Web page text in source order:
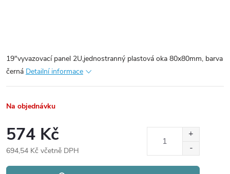
19"vyvazovací panel 2U,jednostranný plastová oka 80x80mm, barva
černá Detailní informace
Na objednávku
574 Kč
694,54 Kč včetně DPH